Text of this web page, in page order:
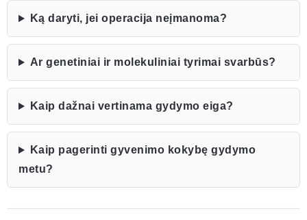
Ką daryti, jei operacija neįmanoma?
Ar genetiniai ir molekuliniai tyrimai svarbūs?
Kaip dažnai vertinama gydymo eiga?
Kaip pagerinti gyvenimo kokybę gydymo
metu?